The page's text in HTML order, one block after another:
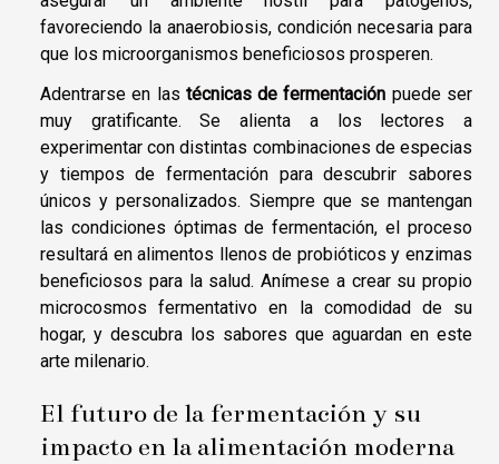
favoreciendo la anaerobiosis, condición necesaria para
que los microorganismos beneficiosos prosperen.
Adentrarse en las técnicas de fermentación puede ser
muy gratificante. Se alienta a los lectores a
experimentar con distintas combinaciones de especias
y tiempos de fermentación para descubrir sabores
únicos y personalizados. Siempre que se mantengan
las condiciones óptimas de fermentación, el proceso
resultará en alimentos llenos de probióticos y enzimas
beneficiosos para la salud. Anímese a crear su propio
microcosmos fermentativo en la comodidad de su
hogar, y descubra los sabores que aguardan en este
arte milenario.
El futuro de la fermentación y su
impacto en la alimentación moderna